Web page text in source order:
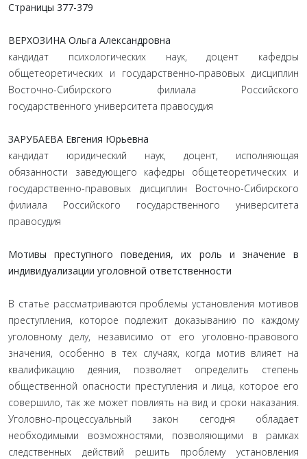
Страницы 377-379
ВЕРХОЗИНА Ольга Александровна
кандидат психологических наук, доцент кафедры
общетеоретических и государственно-правовых дисциплин
Восточно-Сибирского филиала Российского
государственного университета правосудия
ЗАРУБАЕВА Евгения Юрьевна
кандидат юридический наук, доцент, исполняющая
обязанности заведующего кафедры общетеоретических и
государственно-правовых дисциплин Восточно-Сибирского
филиала Российского государственного университета
правосудия
Мотивы преступного поведения, их роль и значение в
индивидуализации уголовной ответственности
В статье рассматриваются проблемы установления мотивов
преступления, которое подлежит доказыванию по каждому
уголовному делу, независимо от его уголовно-правового
значения, особенно в тех случаях, когда мотив влияет на
квалификацию деяния, позволяет определить степень
общественной опасности преступления и лица, которое его
совершило, так же может повлиять на вид и сроки наказания.
Уголовно-процессуальный закон сегодня обладает
необходимыми возможностями, позволяющими в рамках
следственных действий решить проблему установления